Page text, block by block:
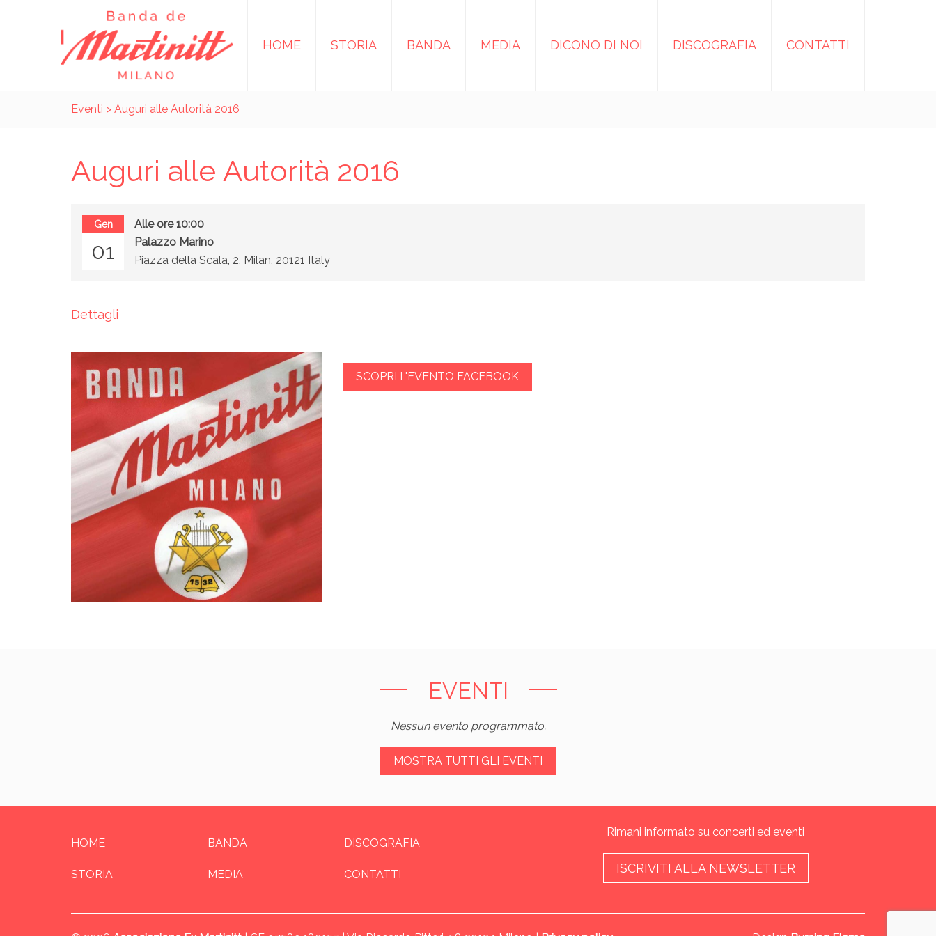
HOME STORIA BANDA MEDIA DICONO DI NOI DISCOGRAFIA CONTATTI
Eventi > Auguri alle Autorità 2016
Auguri alle Autorità 2016
Gen
01
Alle ore 10:00
Palazzo Marino
Piazza della Scala, 2, Milan, 20121 Italy
Dettagli
SCOPRI L'EVENTO FACEBOOK
EVENTI
Nessun evento programmato.
MOSTRA TUTTI GLI EVENTI
HOME BANDA DISCOGRAFIA
STORIA MEDIA CONTATTI
Rimani informato su concerti ed eventi
ISCRIVITI ALLA NEWSLETTER